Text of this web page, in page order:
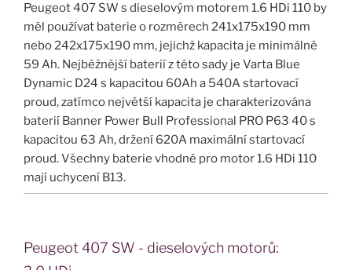
Peugeot 407 SW s dieselovým motorem 1.6 HDi 110 by
měl používat baterie o rozměrech 241x175x190 mm
nebo 242x175x190 mm, jejichž kapacita je minimálně
59 Ah. Nejběžnější baterií z této sady je Varta Blue
Dynamic D24 s kapacitou 60Ah a 540A startovací
proud, zatímco největší kapacita je charakterizována
baterií Banner Power Bull Professional PRO P63 40 s
kapacitou 63 Ah, držení 620A maximální startovací
proud. Všechny baterie vhodné pro motor 1.6 HDi 110
mají uchycení B13.
Peugeot 407 SW - dieselových motorů: